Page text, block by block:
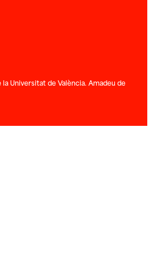
Universitat de València. Amadeu de